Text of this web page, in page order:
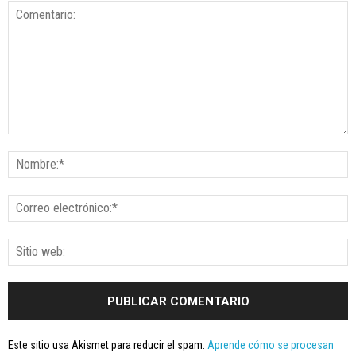
Este sitio usa Akismet para reducir el spam. Aprende cómo se procesan